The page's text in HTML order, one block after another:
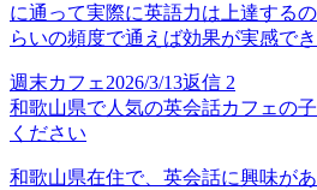
に通って実際に英語力は上達する
らいの頻度で通えば効果が実感で
週末カフェ 2026/3/13返信 2
和歌山県で人気の英会話カフェの
ください
和歌山県在住で、英会話に興味が